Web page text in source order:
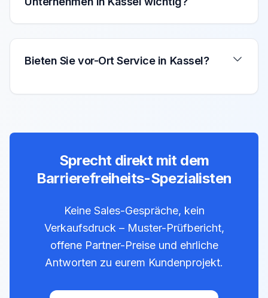
Bieten Sie vor-Ort Service in Kassel?
Sprecht direkt mit dem
Barrierefreiheits-Spezialisten
Keine Sales-Gespräche, kein
Verkaufsdruck – Muster-Prüfbericht,
offene Partner-Preise und ehrliche
Antworten zu eurem Kundenprojekt.